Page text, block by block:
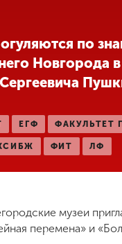
по
Новгорода
ЕГФ ФАКУЛЬТЕТ
ФИТ ЛФ
музеи
перемена» и